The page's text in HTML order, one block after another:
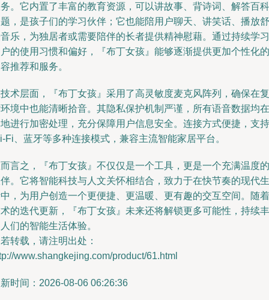
。它内置了丰富的教育资源，可以讲故事、背诗词、解答百科
，是孩子们的学习伙伴；它也能陪用户聊天、讲笑话、播放舒
乐，为独居者或需要陪伴的长者提供精神慰藉。通过持续学习
的使用习惯和偏好，『布丁女孩』能够逐渐提供更加个性化的
推荐和服务。
术层面，『布丁女孩』采用了高灵敏度麦克风阵列，确保在复
境中也能清晰拾音。其隐私保护机制严谨，所有语音数据均在
进行加密处理，充分保障用户信息安全。连接方式便捷，支持
Fi、蓝牙等多种连接模式，兼容主流智能家居平台。
言之，『布丁女孩』不仅仅是一个工具，更是一个充满温度的
。它将智能科技与人文关怀相结合，致力于在快节奏的现代生
，为用户创造一个更便捷、更温暖、更有趣的交互空间。随着
的迭代更新，『布丁女孩』未来还将解锁更多可能性，持续丰
们的智能生活体验。
转载，请注明出处：
www.shangkejing.com/product/61.html
时间：2026-08-06 06:26:36